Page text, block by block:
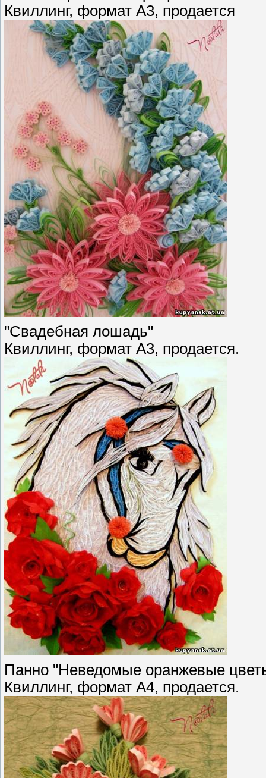
Квиллинг, формат А3, продается
"Свадебная лошадь"
Квиллинг, формат А3, продается.
Панно "Неведомые оранжевые
Квиллинг, формат А4, продается.